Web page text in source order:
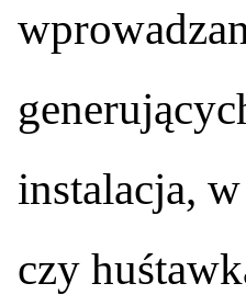
instalacja,
czy